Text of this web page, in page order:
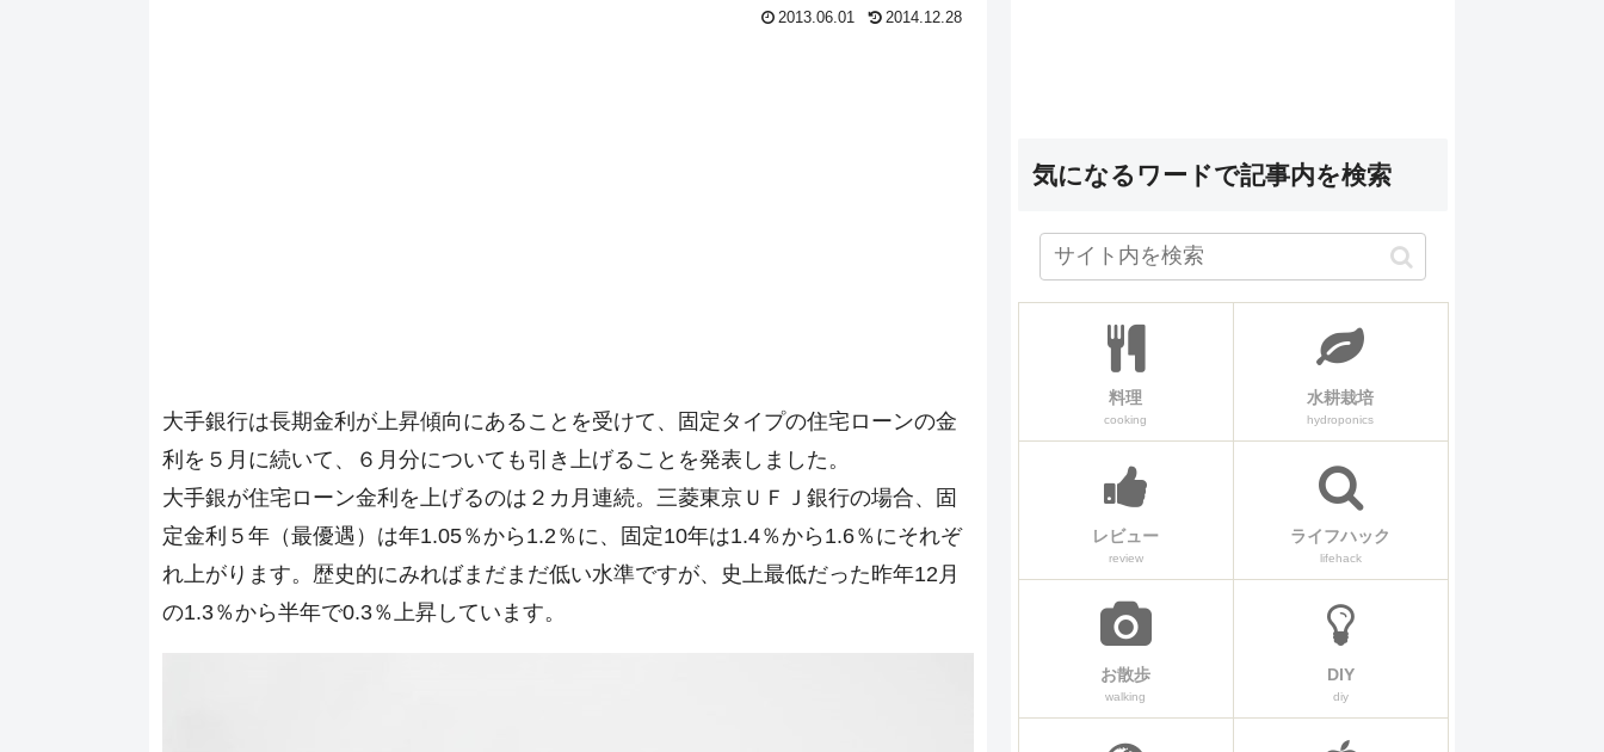
2013.06.01 2014.12.28
大手銀行は長期金利が上昇傾向にあることを受けて、固定タイプの住宅ローンの金
利を５月に続いて、６月分についても引き上げることを発表しました。
大手銀が住宅ローン金利を上げるのは２カ月連続。三菱東京ＵＦＪ銀行の場合、固
定金利５年（最優遇）は年1.05％から1.2％に、固定10年は1.4％から1.6％にそれぞ
れ上がります。歴史的にみればまだまだ低い水準ですが、史上最低だった昨年12月
の1.3％から半年で0.3％上昇しています。
気になるワードで記事内を検索
料理
cooking
水耕栽培
hydroponics
レビュー
review
ライフハック
lifehack
お散歩
walking
DIY
diy